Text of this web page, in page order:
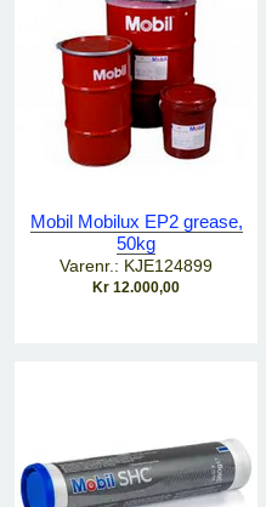
Mobil Mobilux EP2 grease,
50kg
Varenr.: KJE124899
Kr 12.000,00